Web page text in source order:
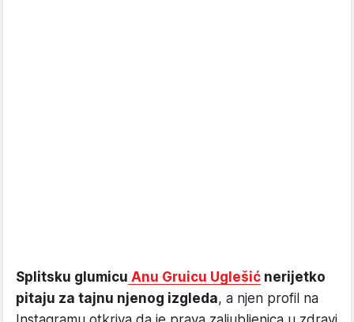
Splitsku glumicu Anu Gruicu Uglešić nerijetko
pitaju za tajnu njenog izgleda, a njen profil na